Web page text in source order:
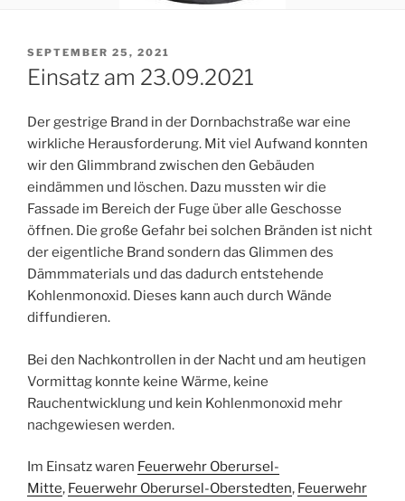
VERÖFFENTLICHT
AM
SEPTEMBER 25, 2021
Einsatz am 23.09.2021
Der gestrige Brand in der Dornbachstraße war eine
wirkliche Herausforderung. Mit viel Aufwand konnten
wir den Glimmbrand zwischen den Gebäuden
eindämmen und löschen. Dazu mussten wir die
Fassade im Bereich der Fuge über alle Geschosse
öffnen. Die große Gefahr bei solchen Bränden ist nicht
der eigentliche Brand sondern das Glimmen des
Dämmmaterials und das dadurch entstehende
Kohlenmonoxid. Dieses kann auch durch Wände
diffundieren.
Bei den Nachkontrollen in der Nacht und am heutigen
Vormittag konnte keine Wärme, keine
Rauchentwicklung und kein Kohlenmonoxid mehr
nachgewiesen werden.
Im Einsatz waren Feuerwehr Oberursel-
Mitte, Feuerwehr Oberursel-Oberstedten, Feuerwehr